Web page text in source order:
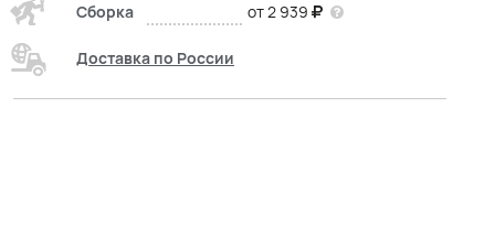
Сборка от 2 939
Доставка по России